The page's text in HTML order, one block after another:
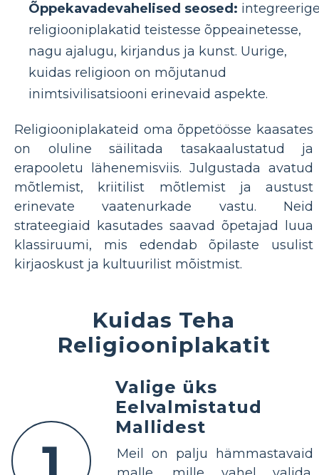
Õppekavadevahelised seosed:
religiooniplakatid teistesse õppeainetesse,
nagu ajalugu, kirjandus ja kunst. Uurige,
kuidas religioon on mõjutanud
inimtsivilisatsiooni erinevaid aspekte.
Religiooniplakateid oma õppetöösse kaasates
on oluline säilitada tasakaalustatud ja
erapooletu lähenemisviis. Julgustada avatud
mõtlemist, kriitilist mõtlemist ja austust
erinevate vaatenurkade vastu. Neid
strateegiaid kasutades saavad õpetajad luua
klassiruumi, mis edendab õpilaste usulist
kirjaoskust ja kultuurilist mõistmist.
Kuidas Teha
Religiooniplakatit
Valige üks
Eelvalmistatud
Mallidest
Meil on palju hämmastavaid